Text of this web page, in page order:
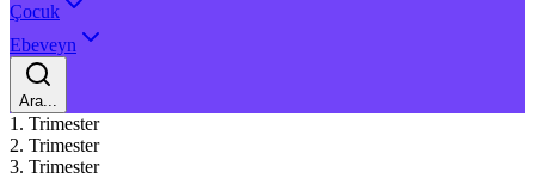
Çocuk
Ebeveyn
Ara...
1. Trimester
2. Trimester
3. Trimester